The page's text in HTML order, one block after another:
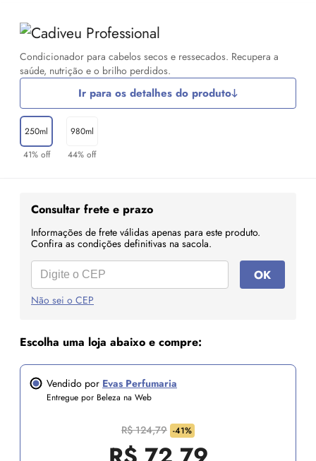
Condicionador para cabelos secos e ressecados. Recupera a
saúde, nutrição e o brilho perdidos.
Ir para os detalhes do produto
250ml
41% off
980ml
44% off
Consultar frete e prazo
Informações de frete válidas apenas para este produto.
Confira as condições definitivas na sacola.
OK
Não sei o CEP
Escolha uma loja abaixo e compre:
Vendido por Evas Perfumaria
Entregue por Beleza na Web
R$ 124,79 -41%